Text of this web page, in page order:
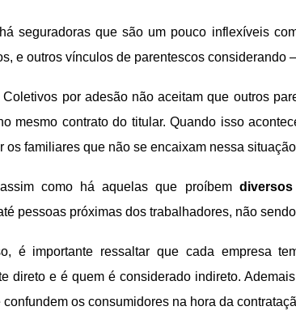
seguradoras que são um pouco inflexíveis
e outros vínculos de parentescos considerando
por adesão não aceitam que outros
mesmo contrato do titular. Quando isso
os familiares que não se encaixam nessa
como há aquelas que proíbem
pessoas próximas dos trabalhadores, não
é importante ressaltar que cada empresa
direto e é quem é considerado indireto.
confundem os consumidores na hora da